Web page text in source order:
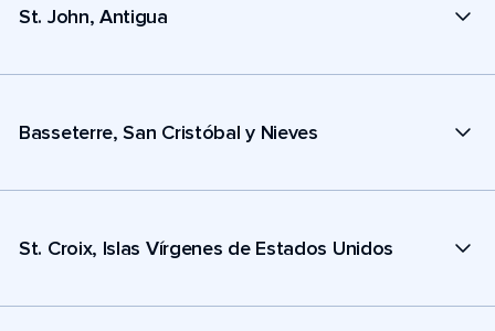
St. John, Antigua
Basseterre, San Cristóbal y Nieves
St. Croix, Islas Vírgenes de Estados Unidos